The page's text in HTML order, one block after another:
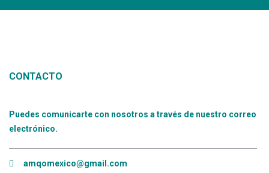
CONTACTO
Puedes comunicarte con nosotros a través de nuestro correo
electrónico.
amqomexico@gmail.com